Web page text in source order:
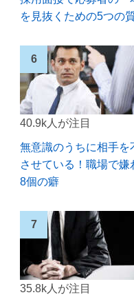
を見抜くための5つの
40.9k人が注目
無意識のうちに相手を
させている！職場で嫌
8個の癖
35.8k人が注目